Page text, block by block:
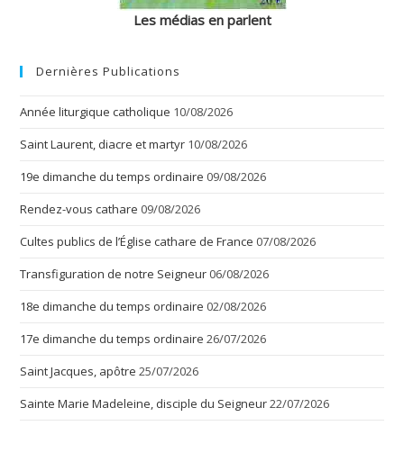
Les médias en parlent
Dernières Publications
Année liturgique catholique 10/08/2026
Saint Laurent, diacre et martyr 10/08/2026
19e dimanche du temps ordinaire 09/08/2026
Rendez-vous cathare 09/08/2026
Cultes publics de l’Église cathare de France 07/08/2026
Transfiguration de notre Seigneur 06/08/2026
18e dimanche du temps ordinaire 02/08/2026
17e dimanche du temps ordinaire 26/07/2026
Saint Jacques, apôtre 25/07/2026
Sainte Marie Madeleine, disciple du Seigneur22/07/2026